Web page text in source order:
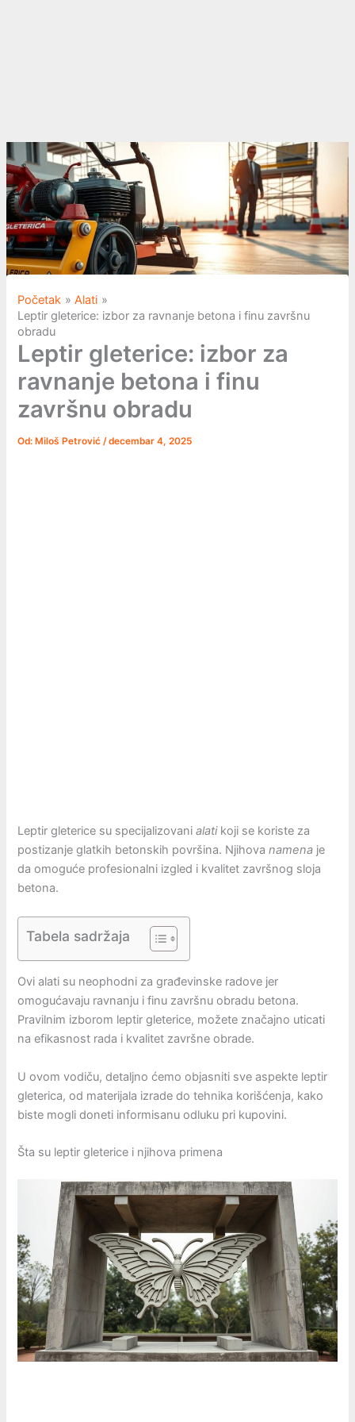
Početak
Alati
Leptir gleterice: izbor za ravnanje betona i finu završnu
obradu
Leptir gleterice: izbor za
ravnanje betona i finu
završnu obradu
Od: Miloš Petrović/decembar 4, 2025
Leptir gleterice su specijalizovanialatikoji se koriste za
postizanje glatkih betonskih površina. Njihovanamena je
da omoguće profesionalni izgled i kvalitet završnog sloja
betona.
Tabela sadržaja
Ovi alati su neophodni za građevinske radove jer
omogućavaju ravnanju i finu završnu obradu betona.
Pravilnim izborom leptir gleterice, možete značajno uticati
na efikasnost rada i kvalitet završne obrade.
U ovom vodiču, detaljno ćemo objasniti sve aspekte leptir
gleterica, od materijala izrade do tehnika korišćenja, kako
biste mogli doneti informisanu odluku pri kupovini.
Šta su leptir gleterice i njihova primena